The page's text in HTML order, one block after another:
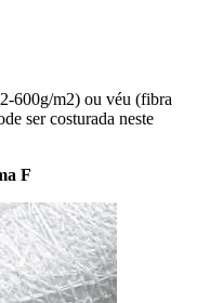
600g/m2) ou véu (fibra
ser costurada neste
F